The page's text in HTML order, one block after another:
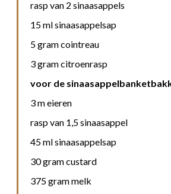
rasp van 2 sinaasappels
15 ml sinaasappelsap
5 gram cointreau
3 gram citroenrasp
voor de
3 m eieren
rasp van 1,5 sinaasappel
45 ml sinaasappelsap
30 gram custard
375 gram melk